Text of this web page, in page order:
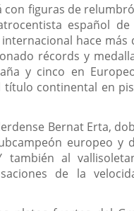
con figuras de
español de
hace más
récords y
y cinco en
título continental en
Bernat Erta,
europeo y
al
de la